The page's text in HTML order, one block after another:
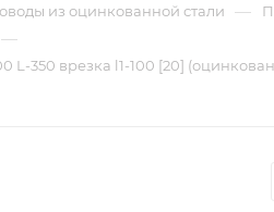
из оцинкованной стали —
—
L-350 врезка l1-100 [20]